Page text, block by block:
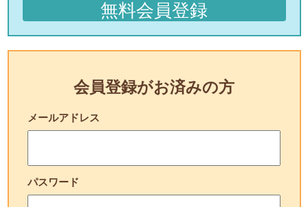
無料会員登録
会員登録がお済みの方
メールアドレス
パスワード